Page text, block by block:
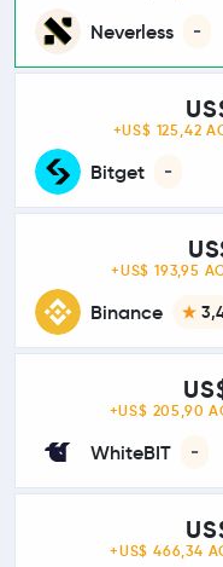
Neverless -
Bitget -
+US$ 125,42
Binance
+US$ 193,95
WhiteBIT -
+US$ 205,90
+US$ 466,34